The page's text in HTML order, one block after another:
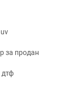
за продан
дтф